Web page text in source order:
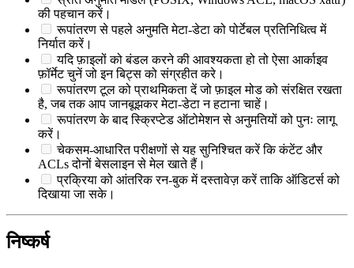
की पहचान करें।
रूपांतरण से पहले अनुमति मेटा‑डेटा को पोर्टेबल प्रतिनिधित्व में
निर्यात करें।
यदि फ़ाइलों को बंडल करने की आवश्यकता हो तो ऐसा आर्काइव
फ़ॉर्मेट चुनें जो इन बिट्स को संग्रहीत करे।
रूपांतरण टूल को प्राथमिकता दें जो फ़ाइल मोड को संरक्षित रखता
है, जब तक आप जानबूझकर मेटा‑डेटा न हटाना चाहें।
रूपांतरण के बाद स्क्रिप्टेड ऑटोमेशन से अनुमतियों को पुनः लागू
करें।
चेकसम‑आधारित परीक्षणों से यह सुनिश्चित करें कि कंटेंट और
ACLs दोनों बेसलाइन से मेल खाते हैं।
प्रक्रिया को आंतरिक रन‑बुक में दस्तावेज़ करें ताकि ऑडिटर्स को
दिखाया जा सके।
निष्कर्ष